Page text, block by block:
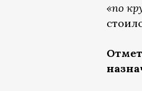
«по